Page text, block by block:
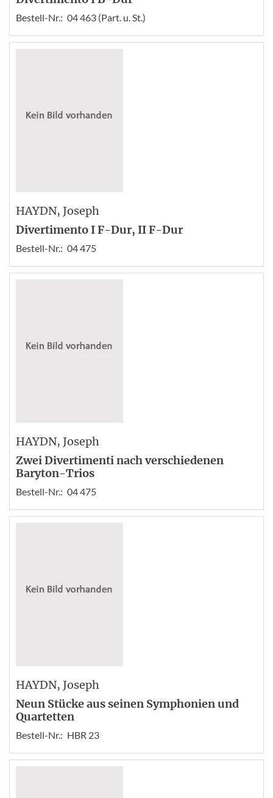
Bestell-Nr.: 04 463 (Part. u. St.)
HAYDN, Joseph
Divertimento I F-Dur, II F-Dur
Bestell-Nr.: 04 475
HAYDN, Joseph
Zwei Divertimenti nach verschiedenen
Baryton-Trios
Bestell-Nr.: 04 475
HAYDN, Joseph
Neun Stücke aus seinen Symphonien und
Quartetten
Bestell-Nr.: HBR 23